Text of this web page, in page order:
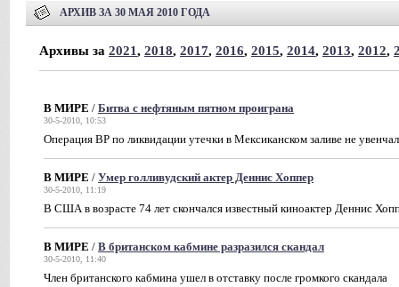
АРХИВ ЗА 30 МАЯ 2010 ГОДА
Архивы за 2021, 2018, 2017, 2016, 2015, 2014, 2013, 2012,
В МИРЕ / Битва с нефтяным пятном проиграна
30-5-2010, 10:53
Операция BP по ликвидации утечки в Мексиканском заливе не
В МИРЕ / Умер голливудский актер Деннис Хоппер
30-5-2010, 11:19
В США в возрасте 74 лет скончался известный киноактер Деннис
В МИРЕ / В британском кабмине разразился скандал
30-5-2010, 11:40
Член британского кабмина ушел в отставку после громкого скандала